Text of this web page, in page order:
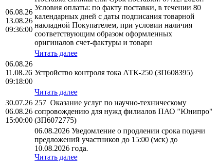
06.08.26
13.08.26
09:36:00
Условия оплаты: по факту поставки, в течении 80
календарных дней с даты подписания товарной
накладной Покупателем, при условии наличия
соответствующим образом оформленных
оригиналов счет-фактуры и товарн
Читать далее
06.08.26
11.08.26
09:18:00
Устройство контроля тока АТК-250 (ЗП608395)
Читать далее
30.07.26
06.08.26
15:00:00
257_Оказание услуг по научно-техническому
сопровождению для нужд филиалов ПАО "Юнипро"
(ЗП6072775)
06.08.2026 Уведомление о продлении срока подачи
предложений участников до 15:00 (мск) до
10.08.2026 года.
Читать далее